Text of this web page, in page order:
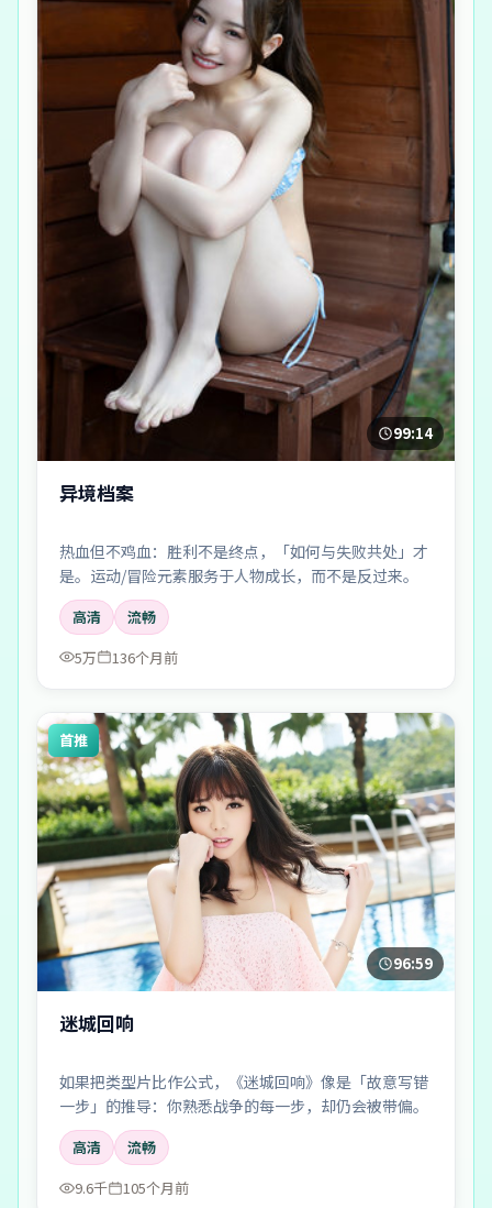
99:14
异境档案
热血但不鸡血：胜利不是终点，「如何与失败共处」才
是。运动/冒险元素服务于人物成长，而不是反过来。
高清
流畅
5万
136个月前
首推
96:59
迷城回响
如果把类型片比作公式，《迷城回响》像是「故意写错
一步」的推导：你熟悉战争的每一步，却仍会被带偏。
高清
流畅
9.6千
105个月前